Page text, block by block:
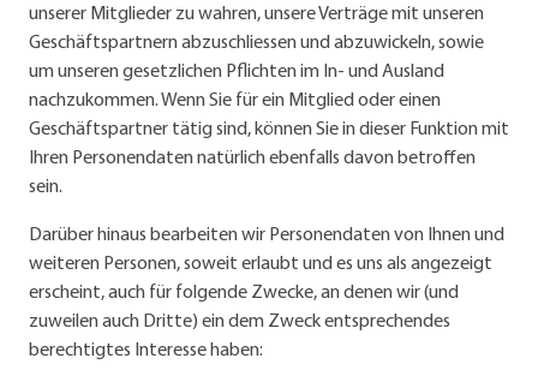
unserer Mitglieder zu wahren, unsere Verträge mit unseren
Geschäftspartnern abzuschliessen und abzuwickeln, sowie
um unseren gesetzlichen Pflichten im In- und Ausland
nachzukommen. Wenn Sie für ein Mitglied oder einen
Geschäftspartner tätig sind, können Sie in dieser Funktion mit
Ihren Personendaten natürlich ebenfalls davon betroffen
sein.
Darüber hinaus bearbeiten wir Personendaten von Ihnen und
weiteren Personen, soweit erlaubt und es uns als angezeigt
erscheint, auch für folgende Zwecke, an denen wir (und
zuweilen auch Dritte) ein dem Zweck entsprechendes
berechtigtes Interesse haben: